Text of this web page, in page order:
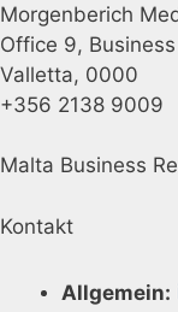
Morgenberich
Office 9,
Valletta, 0000
+356 2138 9009
Malta Business
Kontakt
Allgemein: